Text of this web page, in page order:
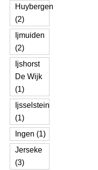
Huybergen
(2)
Ijmuiden
(2)
Ijshorst
De Wijk
(1)
Ijsselstein
(1)
Ingen (1)
Jerseke
(3)